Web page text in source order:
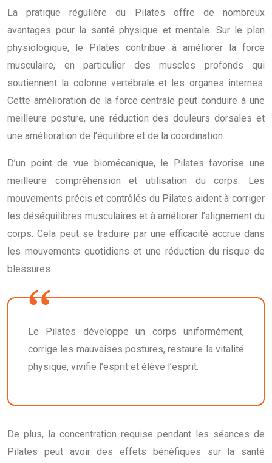
La pratique régulière du Pilates offre de nombreux
avantages pour la santé physique et mentale. Sur le plan
physiologique, le Pilates contribue à améliorer la force
musculaire, en particulier des muscles profonds qui
soutiennent la colonne vertébrale et les organes internes.
Cette amélioration de la force centrale peut conduire à une
meilleure posture, une réduction des douleurs dorsales et
une amélioration de l’équilibre et de la coordination.
D’un point de vue biomécanique, le Pilates favorise une
meilleure compréhension et utilisation du corps. Les
mouvements précis et contrôlés du Pilates aident à corriger
les déséquilibres musculaires et à améliorer l’alignement du
corps. Cela peut se traduire par une efficacité accrue dans
les mouvements quotidiens et une réduction du risque de
blessures.
Le Pilates développe un corps uniformément,
corrige les mauvaises postures, restaure la vitalité
physique, vivifie l’esprit et élève l’esprit.
De plus, la concentration requise pendant les séances de
Pilates peut avoir des effets bénéfiques sur la santé